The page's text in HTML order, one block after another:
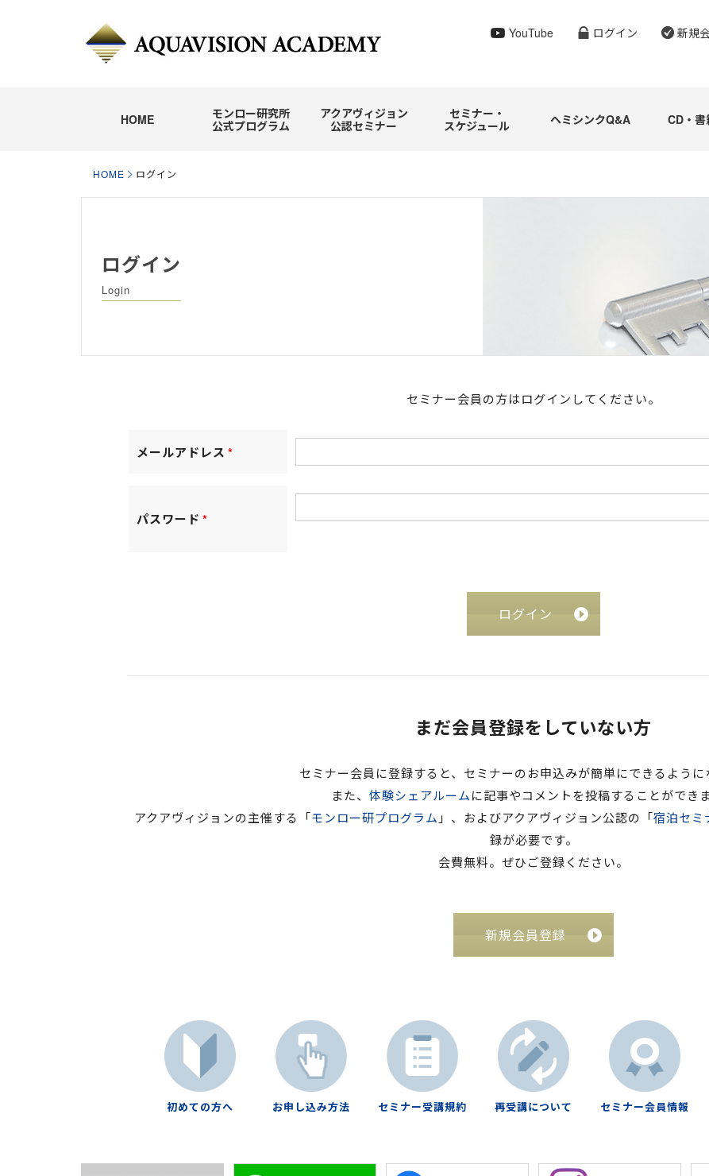
YouTube ログイン 新規
HOME
モンロー研究所
公式プログラム
アクアヴィジョン
公認セミナー
セミナー・
スケジュール
ヘミシンクQ&A CD・
HOME ログイン
ログイン
Login
セミナー会員の方はログインしてください。
メールアドレス *
パスワード *
ログイン
まだ会員登録をしていない方
セミナー会員に登録すると、セミナーのお申込みが簡単にできるように
また、 体験シェアルームに記事やコメントを投稿することができま
アクアヴィジョンの主催する「モンロー研プログラム 」、およびアクアヴィジョン公認の「宿泊セミ
録が必要です。
会費無料。ぜひご登録ください。
新規会員登録
初めての方へ お申し込み方法 セミナー受講規約 再受講について セミナー会員情報